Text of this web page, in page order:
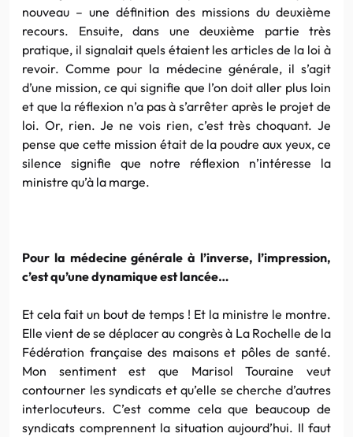
nouveau – une définition des missions du deuxième
recours. Ensuite, dans une deuxième partie très
pratique, il signalait quels étaient les articles de la loi à
revoir. Comme pour la médecine générale, il s’agit
d’une mission, ce qui signifie que l’on doit aller plus loin
et que la réflexion n’a pas à s’arrêter après le projet de
loi. Or, rien. Je ne vois rien, c’est très choquant. Je
pense que cette mission était de la poudre aux yeux, ce
silence signifie que notre réflexion n’intéresse la
ministre qu’à la marge.
Pour la médecine générale à l’inverse, l’impression,
c’est qu’une dynamique est lancée…
Et cela fait un bout de temps ! Et la ministre le montre.
Elle vient de se déplacer au congrès à La Rochelle de la
Fédération française des maisons et pôles de santé.
Mon sentiment est que Marisol Touraine veut
contourner les syndicats et qu’elle se cherche d’autres
interlocuteurs. C’est comme cela que beaucoup de
syndicats comprennent la situation aujourd’hui. Il faut